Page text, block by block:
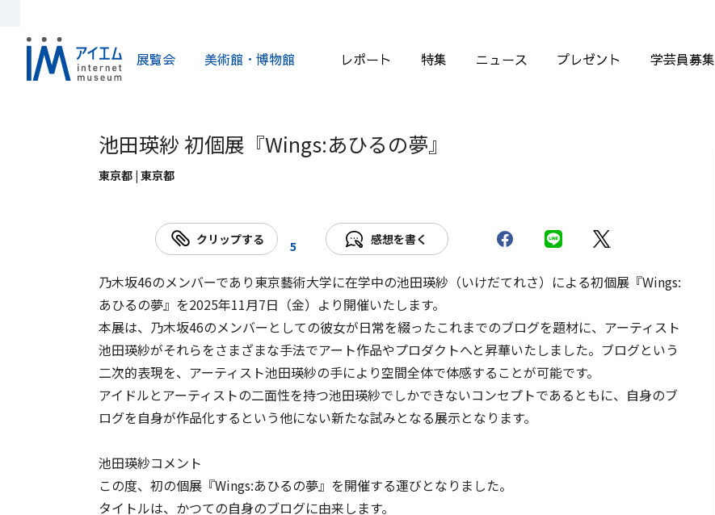
展覧会 美術館・博物館 レポート 特集 ニュース プレゼント 学芸員募集
池田瑛紗 初個展『Wings:あひるの夢』
東京都 | 東京都
クリップする 5 感想を書く
乃木坂46のメンバーであり東京藝術大学に在学中の池田瑛紗（いけだてれさ）による初個展『Wings:
あひるの夢』を2025年11月7日（金）より開催いたします。
本展は、乃木坂46のメンバーとしての彼女が⽇常を綴ったこれまでのブログを題材に、アーティスト
池田瑛紗がそれらをさまざまな⼿法でアート作品やプロダクトへと昇華いたしました。ブログという
二次的表現を、アーティスト池田瑛紗の手により空間全体で体感することが可能です。
アイドルとアーティストの⼆⾯性を持つ池田瑛紗でしかできないコンセプトであるともに、⾃⾝のブ
ログを⾃⾝が作品化するという他にない新たな試みとなる展示となります。
池田瑛紗コメント
この度、初の個展『Wings:あひるの夢』を開催する運びとなりました。
タイトルは、かつての自身のブログに由来します。